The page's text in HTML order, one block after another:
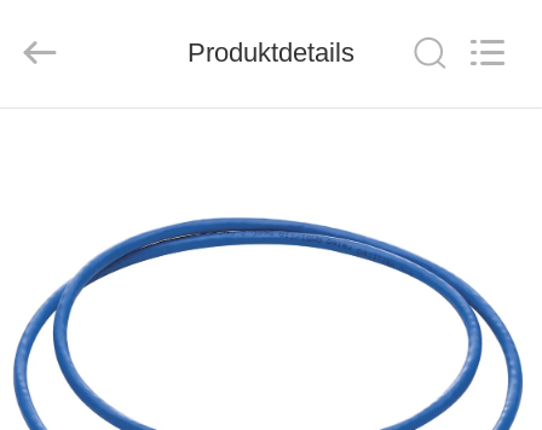
ÜBER
UNS
FABRIK-
LTD.
Produktdetails